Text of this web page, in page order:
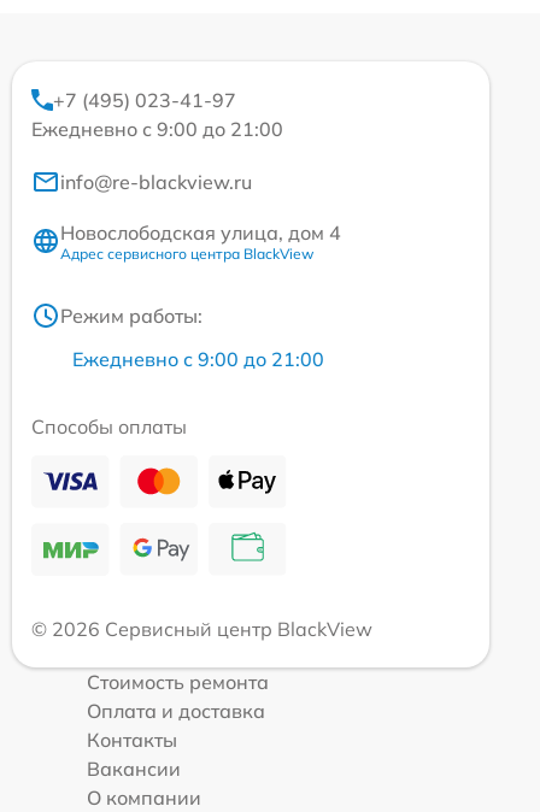
+7 (495) 023-41-97
Ежедневно с 9:00 до 21:00
info@re-blackview.ru
Новослободская улица, дом 4
Адрес сервисного центра BlackView
Режим работы:
Ежедневно с 9:00 до 21:00
Способы оплаты
© 2026 Сервисный центр BlackView
Стоимость ремонта
Оплата и доставка
Контакты
Вакансии
О компании